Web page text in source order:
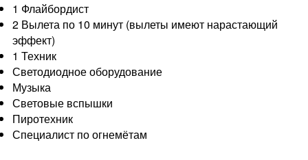
1 Флайбордист
2 Вылета по 10 минут (вылеты имеют нарастающий
эффект)
1 Техник
Светодиодное оборудование
Музыка
Световые вспышки
Пиротехник
Специалист по огнемётам